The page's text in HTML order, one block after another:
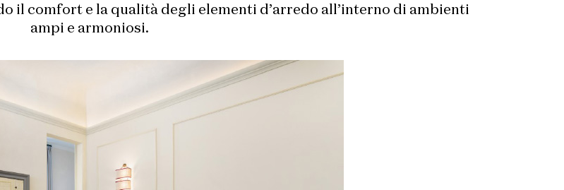
il comfort e la qualità degli elementi d’arredo all’interno di ambienti
ampi e armoniosi.